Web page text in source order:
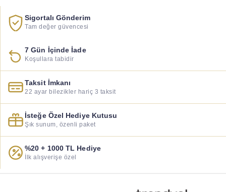
Sigortalı Gönderim
Tam değer güvencesi
7 Gün İçinde İade
Koşullara tabidir
Taksit İmkanı
22 ayar bilezikler hariç 3 taksit
İsteğe Özel Hediye Kutusu
Şık sunum, özenli paket
%20 + 1000 TL Hediye
İlk alışverişe özel